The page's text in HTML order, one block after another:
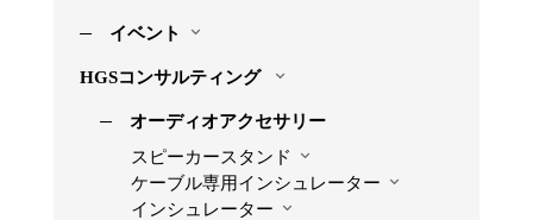
イベント
HGSコンサルティング
オーディオアクセサリー
スピーカースタンド
ケーブル専用インシュレーター
インシュレーター